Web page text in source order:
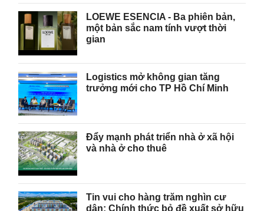
LOEWE ESENCIA - Ba phiên bản,
một bản sắc nam tính vượt thời
gian
Logistics mở không gian tăng
trưởng mới cho TP Hồ Chí Minh
Đẩy mạnh phát triển nhà ở xã hội
và nhà ở cho thuê
Tin vui cho hàng trăm nghìn cư
dân: Chính thức bỏ đề xuất sở hữu